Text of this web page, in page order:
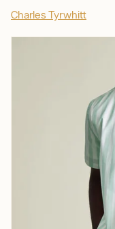
Charles Tyrwhitt